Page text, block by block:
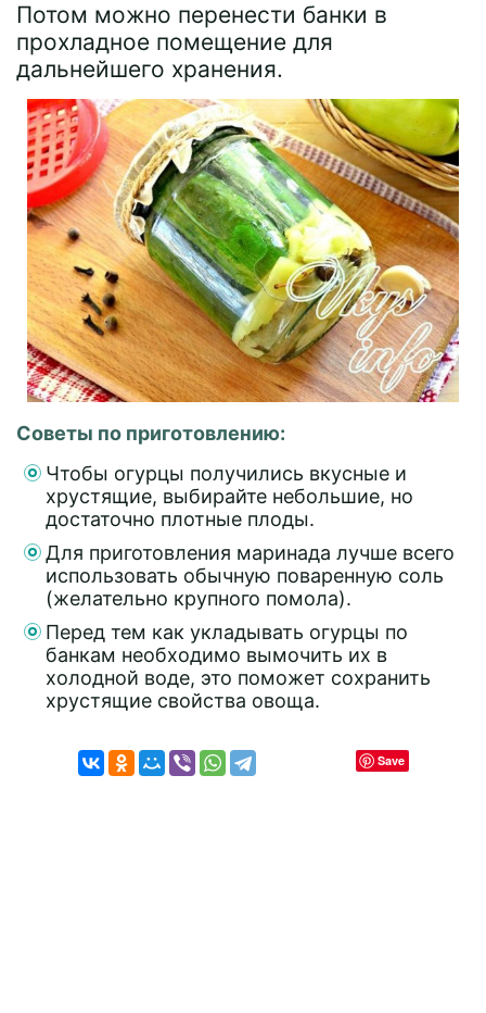
Потом можно перенести банки в
прохладное помещение для
дальнейшего хранения.
Советы по приготовлению:
Чтобы огурцы получились вкусные и
хрустящие, выбирайте небольшие, но
достаточно плотные плоды.
Для приготовления маринада лучше всего
использовать обычную поваренную соль
(желательно крупного помола).
Перед тем как укладывать огурцы по
банкам необходимо вымочить их в
холодной воде, это поможет сохранить
хрустящие свойства овоща.
Save